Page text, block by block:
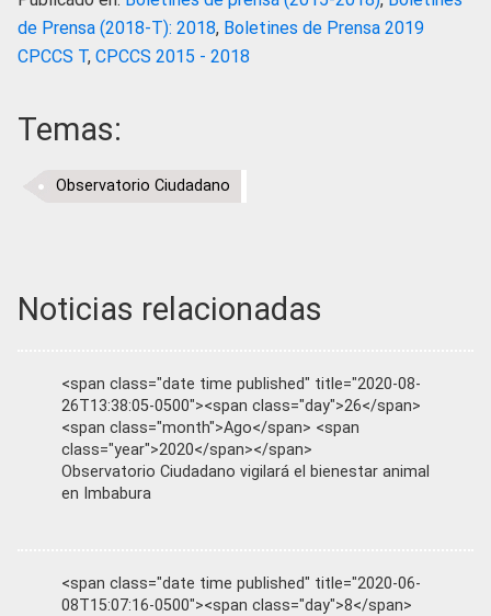
de Prensa (2018-T): 2018, Boletines de Prensa 2019
CPCCS T, CPCCS 2015 - 2018
Temas:
Observatorio Ciudadano
Noticias relacionadas
<span class="date time published" title="2020-08-
26T13:38:05-0500"><span class="day">26</span>
<span class="month">Ago</span> <span
class="year">2020</span></span>
Observatorio Ciudadano vigilará el bienestar animal
en Imbabura
<span class="date time published" title="2020-06-
08T15:07:16-0500"><span class="day">8</span>